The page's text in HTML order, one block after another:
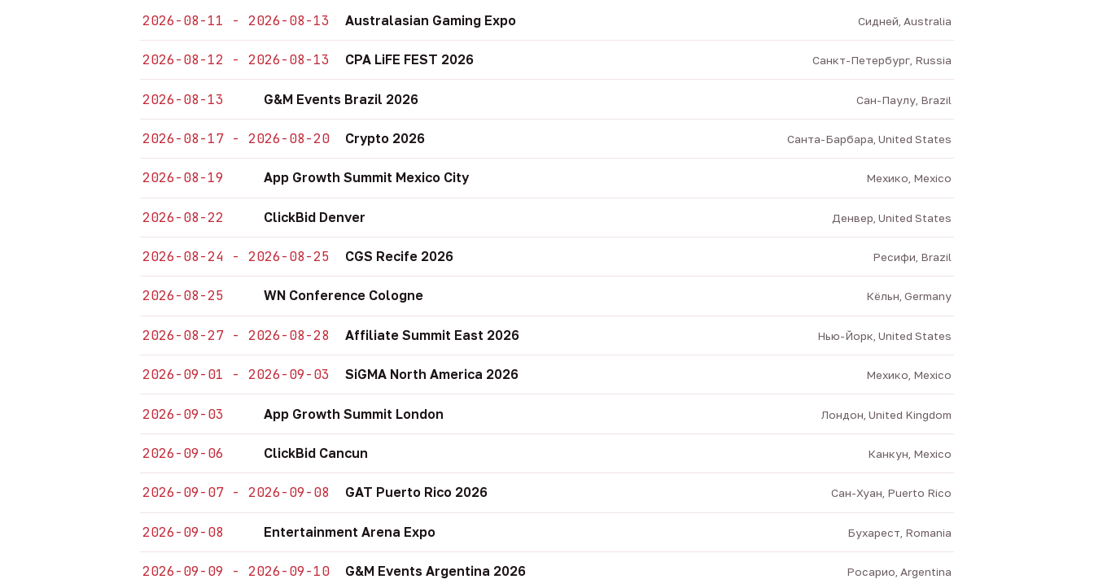
2026-08-11 - 2026-08-13 Australasian Gaming Expo Сидней, Australia
2026-08-12 - 2026-08-13 CPA LiFE FEST 2026 Санкт-Петербург, Russia
2026-08-13 G&M Events Brazil 2026 Сан-Паулу, Brazil
2026-08-17 - 2026-08-20 Crypto 2026 Санта-Барбара, United States
2026-08-19 App Growth Summit Mexico City Мехико, Mexico
2026-08-22 ClickBid Denver Денвер, United States
2026-08-24 - 2026-08-25 CGS Recife 2026 Ресифи, Brazil
2026-08-25 WN Conference Cologne Кёльн, Germany
2026-08-27 - 2026-08-28 Affiliate Summit East 2026 Нью-Йорк, United States
2026-09-01 - 2026-09-03 SiGMA North America 2026 Мехико, Mexico
2026-09-03 App Growth Summit London Лондон, United Kingdom
2026-09-06 ClickBid Cancun Канкун, Mexico
2026-09-07 - 2026-09-08 GAT Puerto Rico 2026 Сан-Хуан, Puerto Rico
2026-09-08 Entertainment Arena Expo Бухарест, Romania
2026-09-09 - 2026-09-10 G&M Events Argentina 2026 Росарио, Argentina